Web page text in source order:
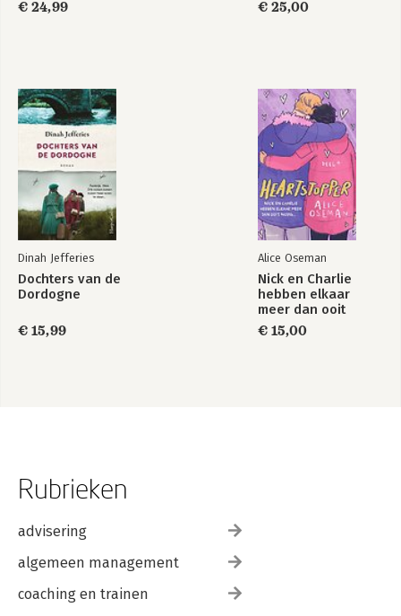
€ 24,99
€ 25,00
Dinah Jefferies
Dochters van de
Dordogne
€ 15,99
Alice Oseman
Nick en Charlie
hebben elkaar
meer dan ooit
nodig…
€ 15,00
Rubrieken
advisering
algemeen management
coaching en trainen